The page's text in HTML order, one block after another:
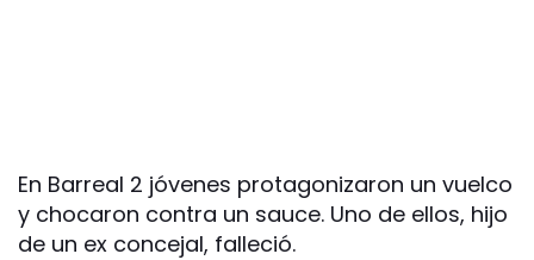
En Barreal 2 jóvenes protagonizaron un vuelco
y chocaron contra un sauce. Uno de ellos, hijo
de un ex concejal, falleció.